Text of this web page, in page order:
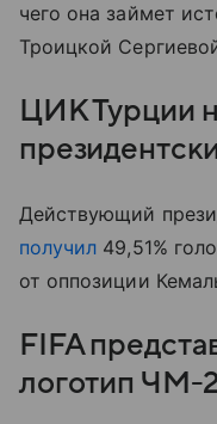
чего она займет
Троицкой
ЦИК Турции
Действующий
получил 49,51%
от оппозиции
FIFA
логотип ЧМ-